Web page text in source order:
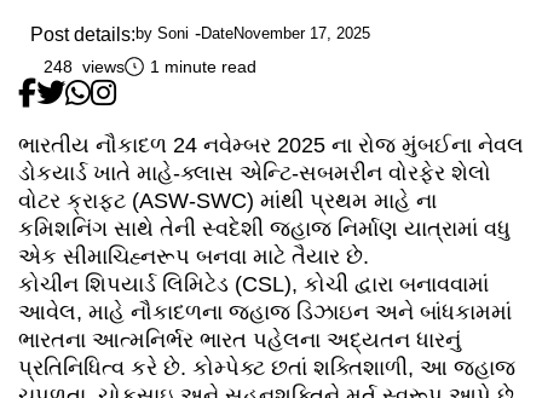
Post details: by Soni DateNovember 17, 2025
248 views 1 minute read
ભારતીય નૌકાદળ 24 નવેમ્બર 2025 ના રોજ મુંબઈના નેવલ
ડોકયાર્ડ ખાતે માહે-ક્લાસ એન્ટિ-સબમરીન વોરફેર શેલો
વોટર ક્રાફ્ટ (ASW-SWC) માંથી પ્રથમ માહે ના
કમિશનિંગ સાથે તેની સ્વદેશી જહાજ નિર્માણ યાત્રામાં વધુ
એક સીમાચિહ્નરૂપ બનવા માટે તૈયાર છે.
કોચીન શિપયાર્ડ લિમિટેડ (CSL), કોચી દ્વારા બનાવવામાં
આવેલ, માહે નૌકાદળના જહાજ ડિઝાઇન અને બાંધકામમાં
ભારતના આત્મનિર્ભર ભારત પહેલના અદ્યતન ધારનું
પ્રતિનિધિત્વ કરે છે. કોમ્પેક્ટ છતાં શક્તિશાળી, આ જહાજ